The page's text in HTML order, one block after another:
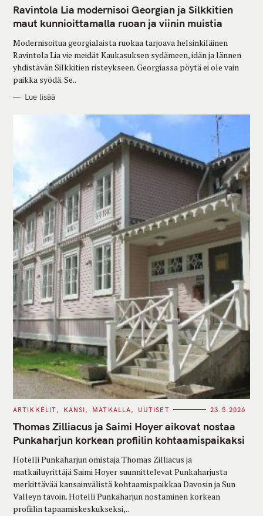
T
E
G
O
I
E
S
Ravintola Lia modernisoi Georgian ja Silkkitien
maut kunnioittamalla ruoan ja viinin muistia
Modernisoitua georgialaista ruokaa tarjoava helsinkiläinen
Ravintola Lia vie meidät Kaukasuksen sydämeen, idän ja lännen
yhdistävän Silkkitien risteykseen. Georgiassa pöytä ei ole vain
paikka syödä. Se..
Lue lisää
C
T
E
G
O
I
E
S
ARTIKKELIT KANSI MATKALLA UUTISET 23.5.2026
Thomas Zilliacus ja Saimi Hoyer aikovat nostaa
Punkaharjun korkean profiilin kohtaamispaikaksi
Hotelli Punkaharjun omistaja Thomas Zilliacus ja
matkailuyrittäjä Saimi Hoyer suunnittelevat Punkaharjusta
merkittävää kansainvälistä kohtaamispaikkaa Davosin ja Sun
Valleyn tavoin. Hotelli Punkaharjun nostaminen korkean
profiilin tapaamiskeskukseksi,..